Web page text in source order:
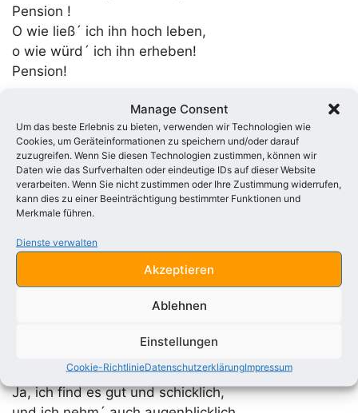
Manage Consent
Um das beste Erlebnis zu bieten, verwenden wir Technologien wie
Cookies, um Geräteinformationen zu speichern und/oder darauf
zuzugreifen. Wenn Sie diesen Technologien zustimmen, können wir
Daten wie das Surfverhalten oder eindeutige IDs auf dieser Website
verarbeiten. Wenn Sie nicht zustimmen oder Ihre Zustimmung widerrufen,
kann dies zu einer Beeinträchtigung bestimmter Funktionen und
Merkmale führen.
Dienste verwalten
Akzeptieren
Ablehnen
Einstellungen
Cookie-RichtlinieDatenschutzerklärungImpressum
Pension !
O wie ließ´ ich ihn hoch leben,
o wie würd´ ich ihn erheben!
Pension!
Sagt, was kann von euch erwerben
unsereins?
Soll ich denn vor Hunger sterben?
Soll und muß den ganz verderben
Unsereins?
Hofpoet!
Denn das bringt noch Gewinn ein:
Deutsches Volk, verzeih – ich bin ein
Ei, wie klingt es so erquicklich:
Pension!
Ja, ich find es gut und schicklich,